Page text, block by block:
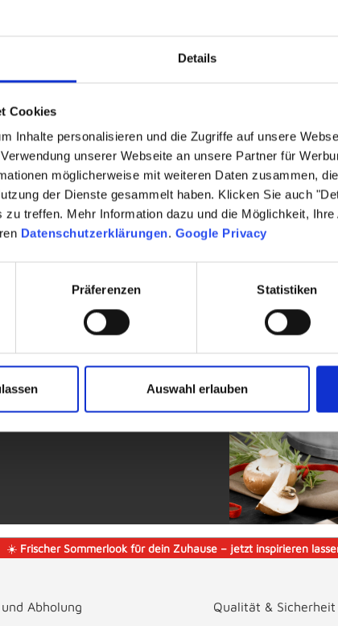
Details
Cookies
Inhalte personalisieren und die Zugriffe auf unsere
unserer Webseite an unsere Partner für
möglicherweise mit weiteren Daten zusammen,
der Dienste gesammelt haben. Klicken Sie auch
zu treffen. Mehr Information dazu und die Möglichkeit,
Datenschutzerklärungen. Google Privacy
Präferenzen Statistiken
Auswahl erlauben
290 Jahren
aus Solingen. Bekannt für
Tradition, moderne
das Sortiment neben
und Küchenhelfer, ergänzt
Produkte überzeugen
Klingen und
Genuss und Präzision
☀️ Frischer Sommerlook für dein Zuhause – jetzt inspirieren
Abholung Qualität & Sicherheit